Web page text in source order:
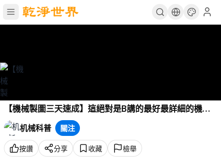
【機械製圖三天速成】這絕對是B講的最好最詳細的機械
製圖教程！從0基礎到精通，從認識圖紙到出工程圖！讓
你少走99%的彎路！這還學不會！我退出機械圈！ P6 -
公差等級的理解
机械科普 關注
按讚 分享 收藏 檢舉